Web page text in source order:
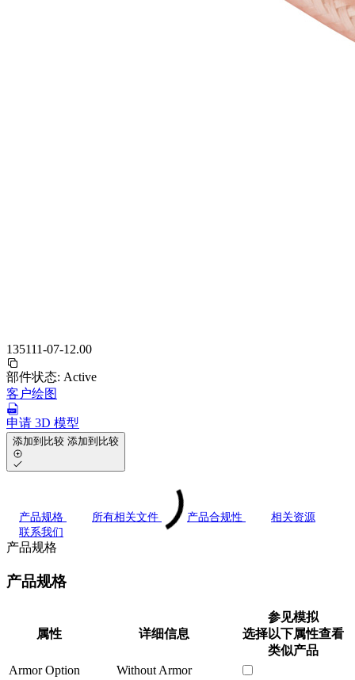
135111-07-12.00
部件状态: Active
客户绘图
申请 3D 模型
添加到比较 添加到比较
产品规格 所有相关文件 产品合规性
相关资源
联系我们
产品规格
产品规格
属性 详细信息
参见模拟
选择以下属性查看
类似产品
Armor Option
Without Armor